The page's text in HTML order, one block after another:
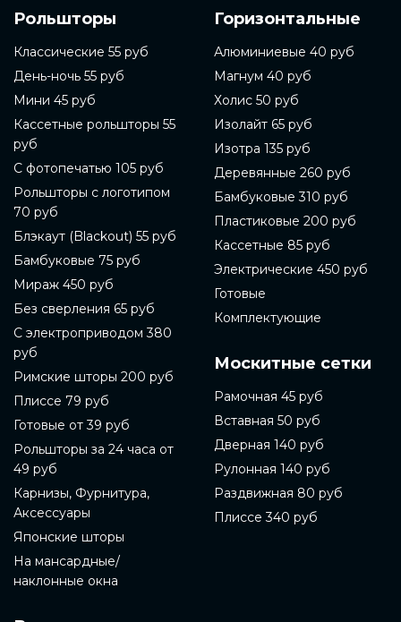
Рольшторы
Классические 55 руб
День-ночь 55 руб
Мини 45 руб
Кассетные рольшторы 55
руб
С фотопечатью 105 руб
Рольшторы с логотипом
70 руб
Блэкаут (Blackout) 55 руб
Бамбуковые 75 руб
Мираж 450 руб
Без сверления 65 руб
С электроприводом 380
руб
Римские шторы 200 руб
Плиссе 79 руб
Готовые от 39 руб
Рольшторы за 24 часа от
49 руб
Карнизы, Фурнитура,
Аксессуары
Японские шторы
На мансардные/
наклонные окна
Горизонтальные
Алюминиевые 40 руб
Магнум 40 руб
Холис 50 руб
Изолайт 65 руб
Изотра 135 руб
Деревянные 260 руб
Бамбуковые 310 руб
Пластиковые 200 руб
Кассетные 85 руб
Электрические 450 руб
Готовые
Комплектующие
Москитные сетки
Рамочная 45 руб
Вставная 50 руб
Дверная 140 руб
Рулонная 140 руб
Раздвижная 80 руб
Плиссе 340 руб